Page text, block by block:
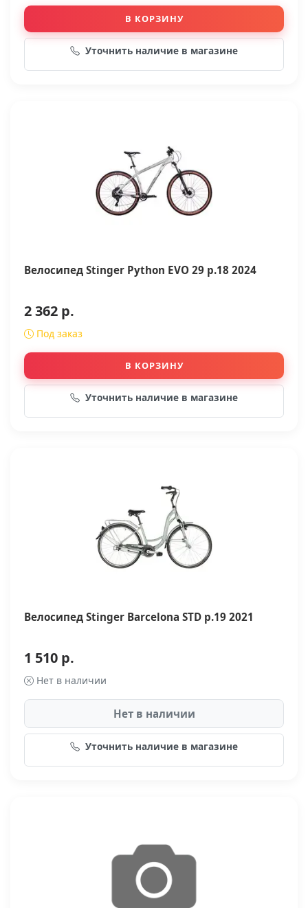
В КОРЗИНУ
Уточнить наличие в магазине
Велосипед Stinger Python EVO 29 р.18 2024
2 362 р.
Под заказ
В КОРЗИНУ
Уточнить наличие в магазине
Велосипед Stinger Barcelona STD р.19 2021
1 510 р.
Нет в наличии
Нет в наличии
Уточнить наличие в магазине